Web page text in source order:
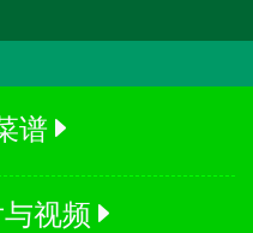
谱
视频